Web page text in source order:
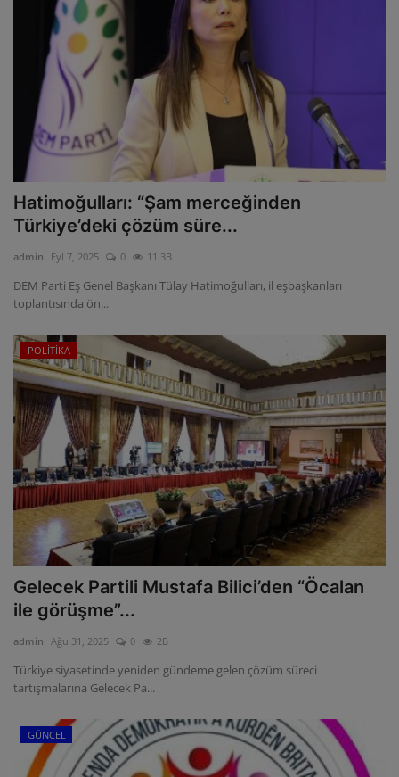
Hatimoğulları: “Şam merceğinden
Türkiye’deki çözüm süre...
admin Eyl 7, 2025 0 11.3B
DEM Parti Eş Genel Başkanı Tülay Hatimoğulları, il eşbaşkanları
toplantısında ön...
POLİTİKA
Gelecek Partili Mustafa Bilici’den “Öcalan
ile görüşme”...
admin Ağu 31, 2025 0 2B
Türkiye siyasetinde yeniden gündeme gelen çözüm süreci
tartışmalarına Gelecek Pa...
GÜNCEL